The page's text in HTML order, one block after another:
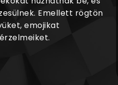
Emellett rögtön
emojikat